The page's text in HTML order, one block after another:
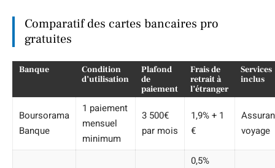
Comparatif des cartes bancaires pro
gratuites
Banque
Condition
d’utilisation
Plafond
de
paiement
Frais de
retrait à
l’étranger
Services
inclus
Boursorama
Banque
1 paiement
mensuel
minimum
3 500€
par mois
1,9% + 1
€
voyage
0,5%